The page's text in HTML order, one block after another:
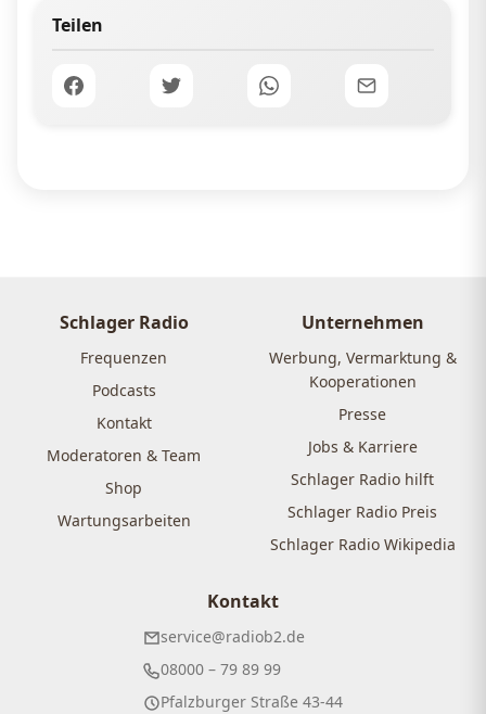
Teilen
Schlager Radio
Frequenzen
Podcasts
Kontakt
Moderatoren & Team
Shop
Wartungsarbeiten
Unternehmen
Werbung, Vermarktung &
Kooperationen
Presse
Jobs & Karriere
Schlager Radio hilft
Schlager Radio Preis
Schlager Radio Wikipedia
Kontakt
service@radiob2.de
08000 – 79 89 99
Pfalzburger Straße 43-44